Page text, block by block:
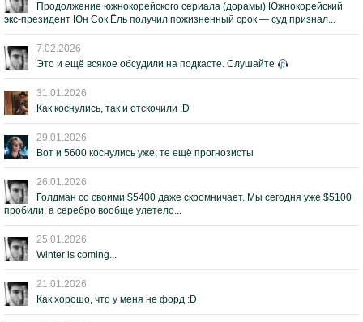
Продолжение южнокорейского сериала (дорамы) Южнокорейский
экс-президент Юн Сок Ёль получил пожизненный срок — суд признал...
7.02.2026
Это и ещё всякое обсудили на подкасте. Слушайте
31.01.2026
Как коснулись, так и отскочили :D
29.01.2026
Вот и 5600 коснулись уже; те ещё прогнозисты
26.01.2026
Голдман со своими $5400 даже скромничает. Мы сегодня уже $5100
пробили, а серебро вообще улетело...
25.01.2026
Winter is coming...
21.01.2026
Как хорошо, что у меня не форд :D